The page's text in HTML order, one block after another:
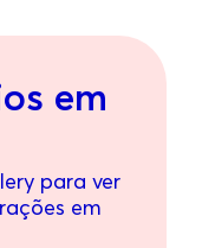
em
para ver
em